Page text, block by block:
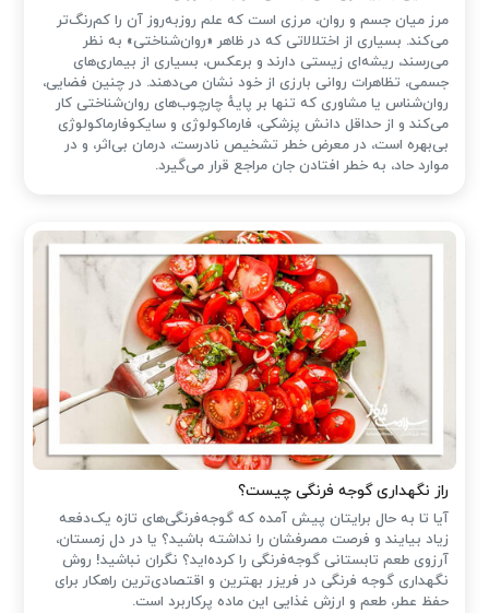
مرز میان جسم و روان، مرزی است که علم روزبه‌روز آن را کم‌رنگ‌تر
می‌کند. بسیاری از اختلالاتی که در ظاهر «روان‌شناختی» به نظر
می‌رسند، ریشه‌ای زیستی دارند و برعکس، بسیاری از بیماری‌های
جسمی، تظاهرات روانی بارزی از خود نشان می‌دهند. در چنین فضایی،
روان‌شناس یا مشاوری که تنها بر پایهٔ چارچوب‌های روان‌شناختی کار
می‌کند و از حداقل دانش پزشکی، فارماکولوژی و سایکوفارماکولوژی
بی‌بهره است، در معرض خطر تشخیص نادرست، درمان بی‌اثر، و در
موارد حاد، به خطر افتادن جان مراجع قرار می‌گیرد.
راز نگهداری گوجه فرنگی چیست؟
آیا تا به حال برایتان پیش آمده که گوجه‌فرنگی‌های تازه یک‌دفعه
زیاد بیایند و فرصت مصرفشان را نداشته باشید؟ یا در دل زمستان،
آرزوی طعم تابستانی گوجه‌فرنگی را کرده‌اید؟ نگران نباشید! روش
نگهداری گوجه فرنگی در فریزر بهترین و اقتصادی‌ترین راهکار برای
حفظ عطر، طعم و ارزش غذایی این ماده پرکاربرد است.